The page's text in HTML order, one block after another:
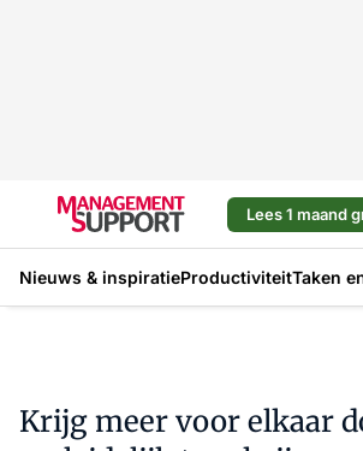
Lees 1 maand
Nieuws & inspiratieProductiviteitTaken
Krijg meer voor elkaar